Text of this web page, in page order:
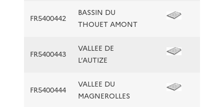
FR5400442
BASSIN DU
THOUET AMONT
FR5400443
VALLEE DE
L’AUTIZE
FR5400444
VALLEE DU
MAGNEROLLES